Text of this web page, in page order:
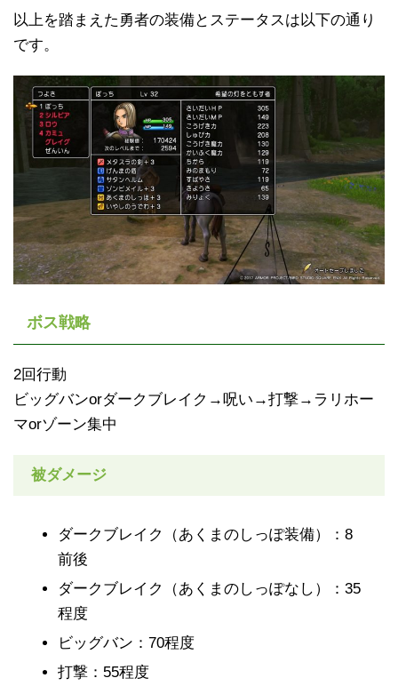
以上を踏まえた勇者の装備とステータスは以下の通り
です。
ボス戦略
2回行動
ビッグバンorダークブレイク→呪い→打撃→ラリホー
マorゾーン集中
被ダメージ
ダークブレイク（あくまのしっぽ装備）：8
前後
ダークブレイク（あくまのしっぽなし）：35
程度
ビッグバン：70程度
打撃：55程度